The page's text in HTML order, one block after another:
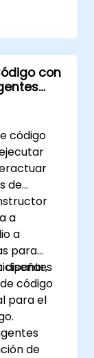
con
código
de
a
a
para
diseñar,
código
para el
de